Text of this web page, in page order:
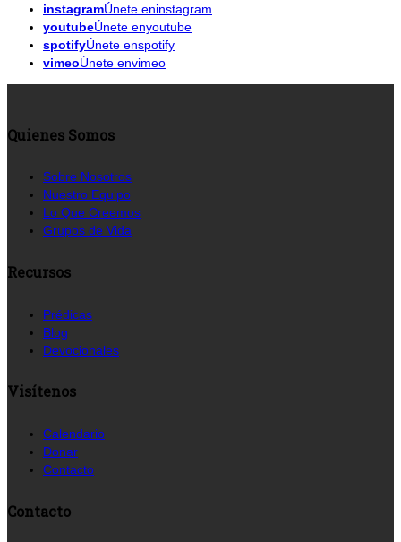
instagramÚnete eninstagram
youtubeÚnete enyoutube
spotifyÚnete enspotify
vimeoÚnete envimeo
Quienes Somos
Sobre Nosotros
Nuestro Equipo
Lo Que Creemos
Grupos de Vida
Recursos
Prédicas
Blog
Devocionales
Visítenos
Calendario
Donar
Contacto
Contacto